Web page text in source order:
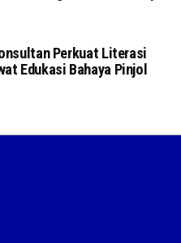
Perkuat Literasi
Edukasi Bahaya Pinjol